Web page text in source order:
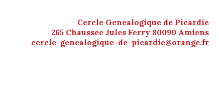
Cercle Genealogique de Picardie
265 Chaussee Jules Ferry 80090 Amiens
cercle-genealogique-de-picardie@orange.fr